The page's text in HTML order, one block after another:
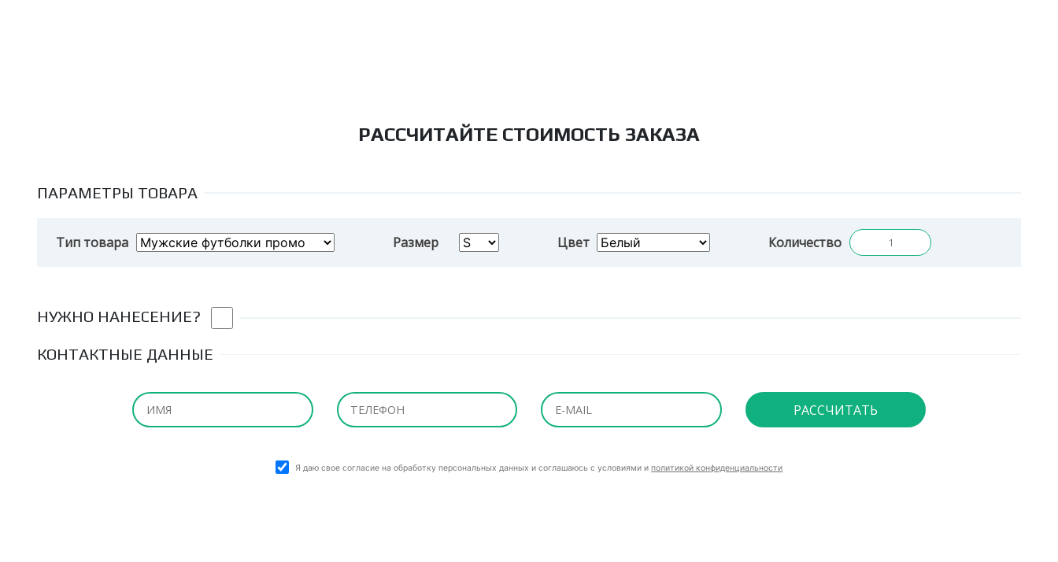
РАССЧИТАЙТЕ СТОИМОСТЬ ЗАКАЗА
ПАРАМЕТРЫ ТОВАРА
Тип товара Размер Цвет Количество
НУЖНО НАНЕСЕНИЕ?
КОНТАКТНЫЕ ДАННЫЕ
Я даю свое согласие на обработку персональных данных и соглашаюсь с условиями иполитикой конфиденциальности